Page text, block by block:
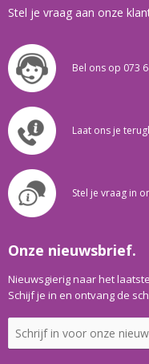
Stel je vraag aan onze
Bel ons op 073
Laat ons je
Stel je vraag in
Onze nieuwsbrief.
Nieuwsgierig naar het
Schijf je in en ontvang de